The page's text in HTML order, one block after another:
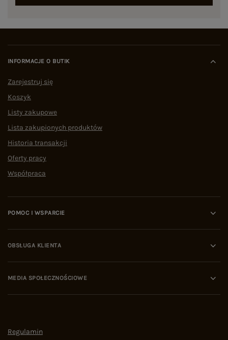
INFORMACJE O BUTIK
Zarejestruj się
Koszyk
Listy zakupowe
Lista zakupionych produktów
Historia transakcji
Oferty pracy
Współpraca
POMOC I WSPARCIE
OBSŁUGA KLIENTA
MEDIA SPOŁECZNOŚCIOWE
Regulamin